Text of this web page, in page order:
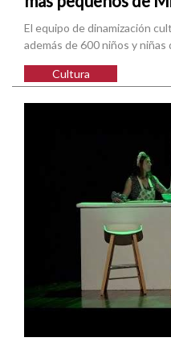
El equipo de dinamización
además de 600 niños y niñas
Cultura